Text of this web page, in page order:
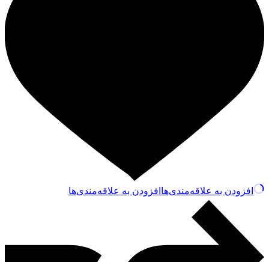
افزودن به علاقه‌مندی‌ها افزودن به علاقه‌مندی‌ها